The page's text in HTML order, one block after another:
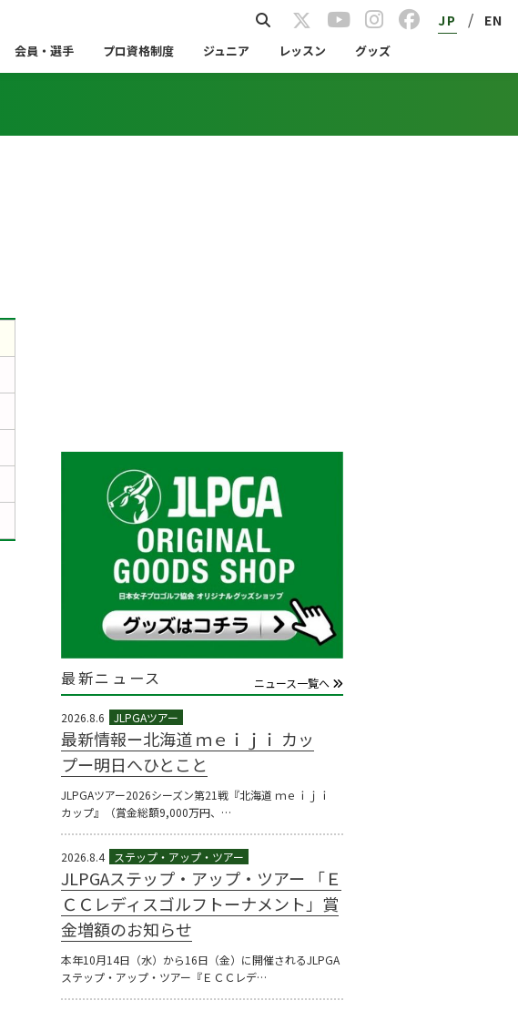
JP / EN
会員・選手 プロ資格制度 ジュニア レッスン グッズ
最新ニュース ニュース一覧へ
2026.8.6
最新情報ー北海道 ｍｅｉｊｉ カッ
プー明日へひとこと
JLPGAツアー2026シーズン第21戦『北海道 ｍｅｉｊｉ
カップ』（賞金総額9,000万円、…
2026.8.4
JLPGAステップ・アップ・ツアー 「Ｅ
ＣＣレディスゴルフトーナメント」賞
金増額のお知らせ
本年10月14日（水）から16日（金）に開催されるJLPGA
ステップ・アップ・ツアー『ＥＣＣレデ…